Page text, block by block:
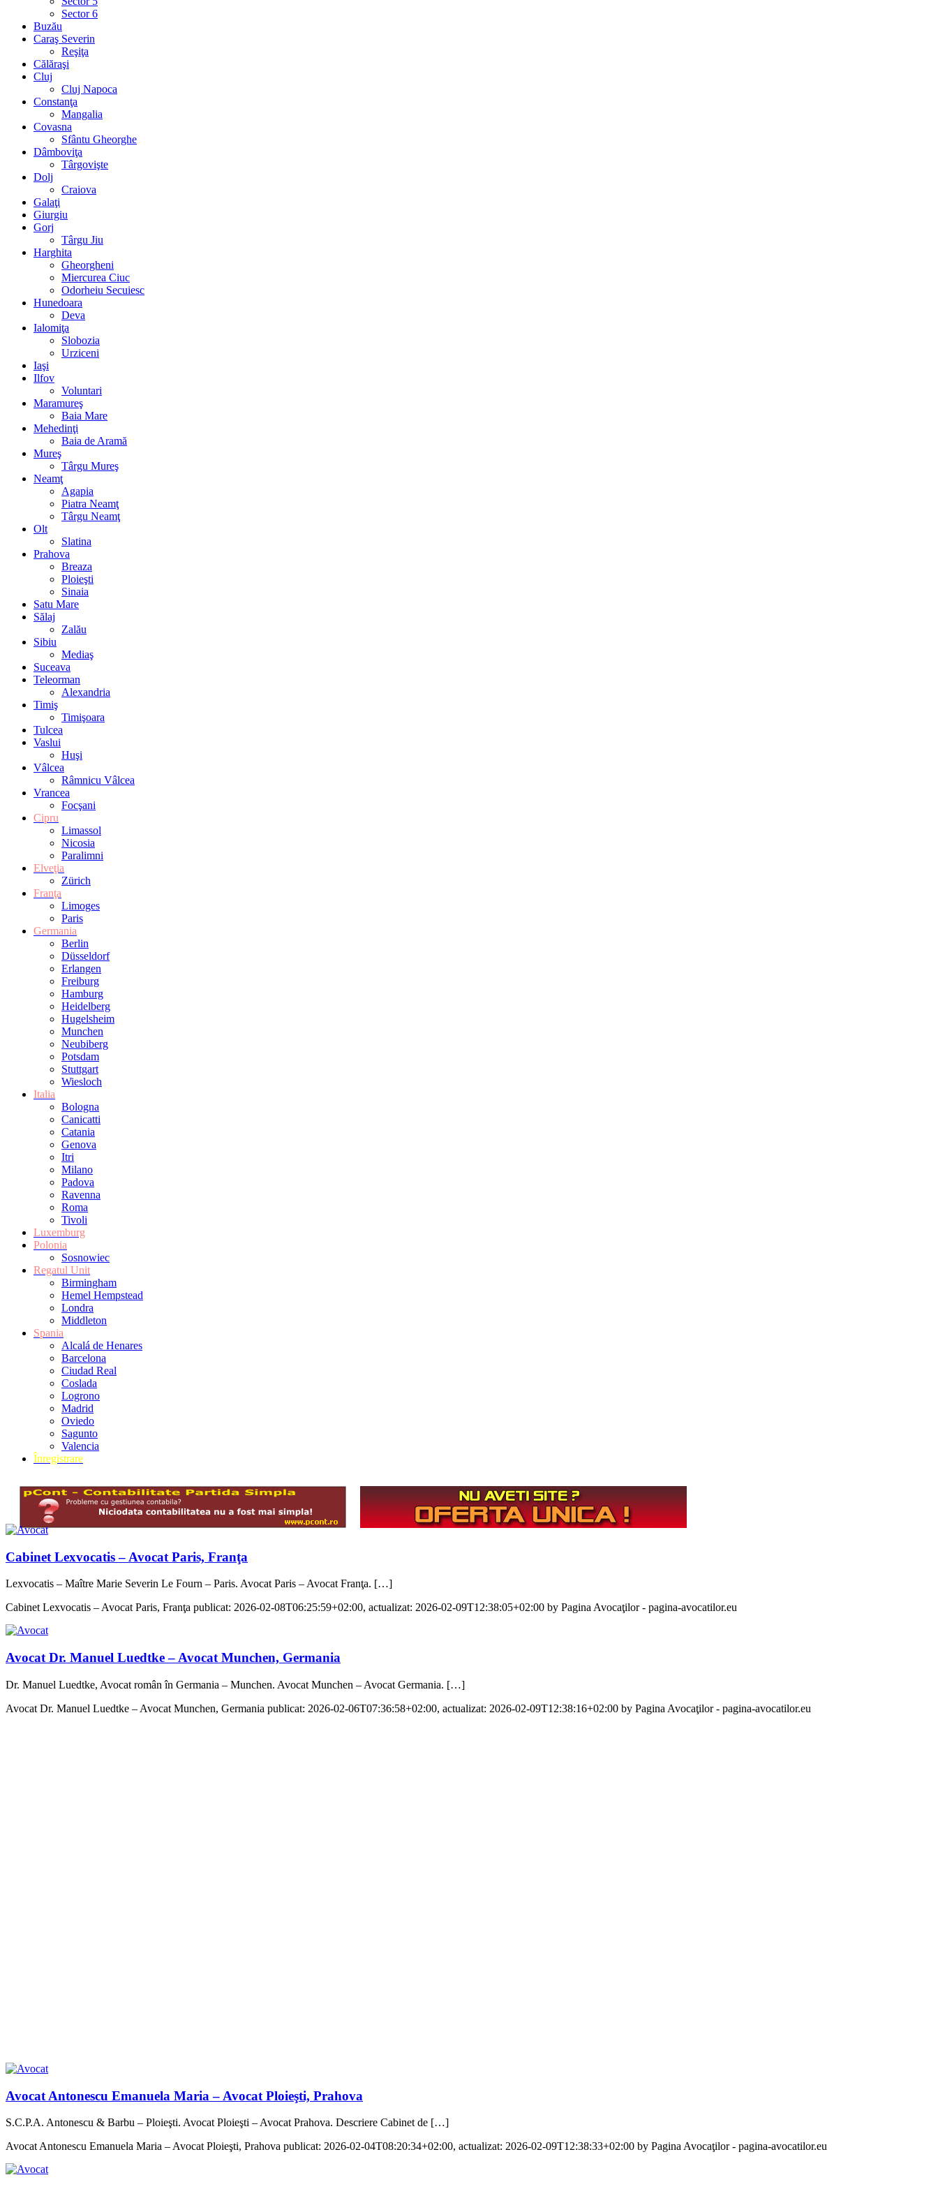
Sector 6
Buzău
Caraş Severin
Reşiţa
Călăraşi
Cluj
Cluj Napoca
Constanţa
Mangalia
Covasna
Sfântu Gheorghe
Dâmboviţa
Târgovişte
Dolj
Craiova
Galaţi
Giurgiu
Gorj
Târgu Jiu
Harghita
Gheorgheni
Miercurea Ciuc
Odorheiu Secuiesc
Hunedoara
Deva
Ialomiţa
Slobozia
Urziceni
Iaşi
Ilfov
Voluntari
Maramureş
Baia Mare
Mehedinţi
Baia de Aramă
Mureş
Târgu Mureş
Neamţ
Agapia
Piatra Neamţ
Târgu Neamţ
Olt
Slatina
Prahova
Breaza
Ploieşti
Sinaia
Satu Mare
Sălaj
Zalău
Sibiu
Mediaş
Suceava
Teleorman
Alexandria
Timiş
Timişoara
Tulcea
Vaslui
Huşi
Vâlcea
Râmnicu Vâlcea
Vrancea
Focşani
Cipru
Limassol
Nicosia
Paralimni
Elveţia
Zürich
Franţa
Limoges
Paris
Germania
Berlin
Düsseldorf
Erlangen
Freiburg
Hamburg
Heidelberg
Hugelsheim
Munchen
Neubiberg
Potsdam
Stuttgart
Wiesloch
Italia
Bologna
Canicatti
Catania
Genova
Itri
Milano
Padova
Ravenna
Roma
Tivoli
Luxemburg
Polonia
Sosnowiec
Regatul Unit
Birmingham
Hemel Hempstead
Londra
Middleton
Spania
Alcalá de Henares
Barcelona
Ciudad Real
Coslada
Logrono
Madrid
Oviedo
Sagunto
Valencia
Înregistrare
Cabinet Lexvocatis – Avocat Paris, Franţa
Lexvocatis – Maître Marie Severin Le Fourn – Paris. Avocat Paris – Avocat Franţa. […]
Cabinet Lexvocatis – Avocat Paris, Franţa publicat: 2026-02-08T06:25:59+02:00, actualizat: 2026-02-09T12:38:05+02:00 by Pagina Avocaţilor - pagina-avocatilor.eu
Avocat Dr. Manuel Luedtke – Avocat Munchen, Germania
Dr. Manuel Luedtke, Avocat român în Germania – Munchen. Avocat Munchen – Avocat Germania. […]
Avocat Dr. Manuel Luedtke – Avocat Munchen, Germania publicat: 2026-02-06T07:36:58+02:00, actualizat: 2026-02-09T12:38:16+02:00 by Pagina Avocaţilor - pagina-avocatilor.eu
Avocat Antonescu Emanuela Maria – Avocat Ploieşti, Prahova
S.C.P.A. Antonescu & Barbu – Ploieşti. Avocat Ploieşti – Avocat Prahova. Descriere Cabinet de […]
Avocat Antonescu Emanuela Maria – Avocat Ploieşti, Prahova publicat: 2026-02-04T08:20:34+02:00, actualizat: 2026-02-09T12:38:33+02:00 by Pagina Avocaţilor - pagina-avocatilor.eu